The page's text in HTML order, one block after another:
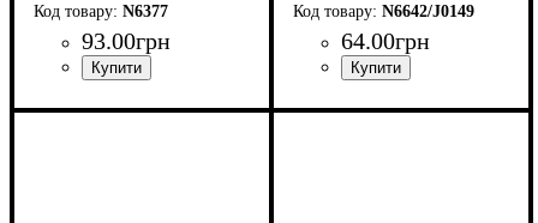
N6377
93.00грн
N6642/J0149
64.00грн